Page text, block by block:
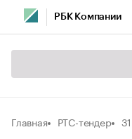
РБК Компании
Главная РТС-тендер